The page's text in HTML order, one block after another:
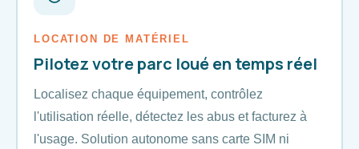
LOCATION DE MATÉRIEL
Pilotez votre parc loué en temps réel
Localisez chaque équipement, contrôlez
l'utilisation réelle, détectez les abus et facturez à
l'usage. Solution autonome sans carte SIM ni